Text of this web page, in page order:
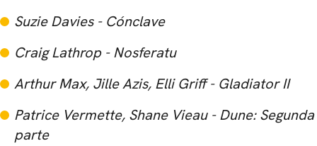
Suzie Davies - Cónclave
Craig Lathrop - Nosferatu
Arthur Max, Jille Azis, Elli Griff - Gladiator II
Patrice Vermette, Shane Vieau - Dune: Segunda
parte